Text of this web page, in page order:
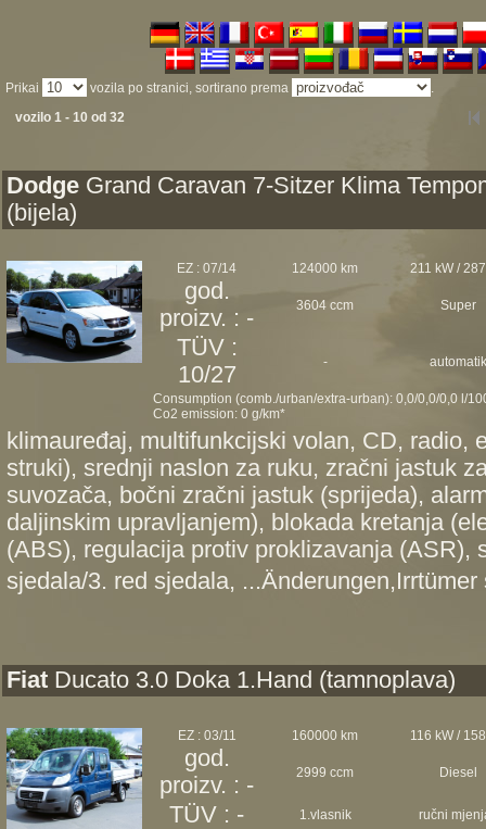
Prikai vozila po stranici, sortirano prema
.
vozilo 1 - 10 od 32
Dodge Grand Caravan 7-Sitzer Klima
(bijela)
EZ : 07/14 124000 km 211 kW /
god.
proizv. : -
3604 ccm Super
TÜV :
10/27
- automatik
Consumption (comb./urban/extra-urban): 0,0/0,0/0,0 l/
Co2 emission: 0 g/km*
klimauređaj, multifunkcijski volan, CD, radio,
struki), srednji naslon za ruku, zračni jastuk
suvozača, bočni zračni jastuk (sprijeda),
daljinskim upravljanjem), blokada kretanja
(ABS), regulacija protiv proklizavanja (ASR),
sjedala/3. red sjedala,
Fiat Ducato 3.0 Doka 1.Hand (tamnoplava)
EZ : 03/11 160000 km 116 kW /
god.
proizv. : -
2999 ccm Diesel
TÜV : - 1.vlasnik
ručni